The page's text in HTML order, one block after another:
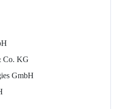
Co. KG
GmbH